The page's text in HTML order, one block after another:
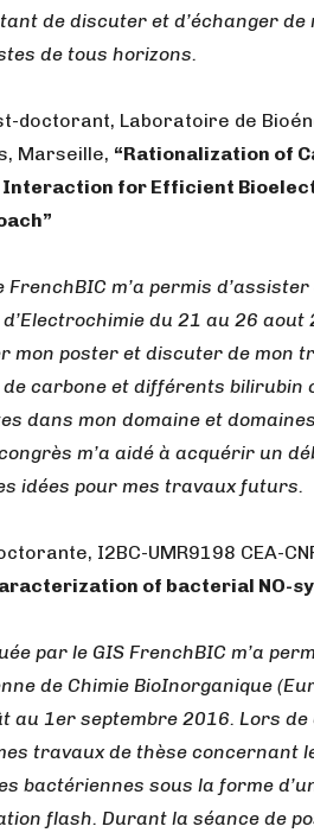
de discuter et d’échanger de
de tous horizons.
doctorant, Laboratoire de
Marseille, “Rationalization of
for Efficient
m’a permis
du 21 au 26 aout
mon poster et discuter de mon
carbone et différents bilirubin
dans mon domaine et
m’a aidé à acquérir un
idées pour mes travaux futurs.
I2BC-UMR9198 CEA-
of bacterial NO-
par le GIS FrenchBIC m’a
de Chimie BioInorganique
au 1er septembre 2016. Lors
travaux de thèse concernant
bactériennes sous la forme
flash. Durant la séance de